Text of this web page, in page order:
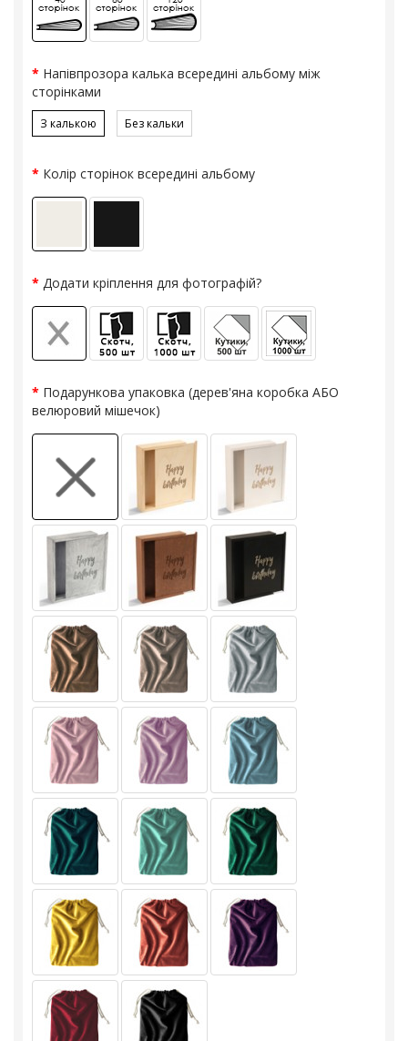
Напівпрозора калька всередині альбому між
сторінками
З калькою Без кальки
Колір сторінок всередині альбому
Додати кріплення для фотографій?
Подарункова упаковка (дерев'яна коробка АБО
велюровий мішечок)